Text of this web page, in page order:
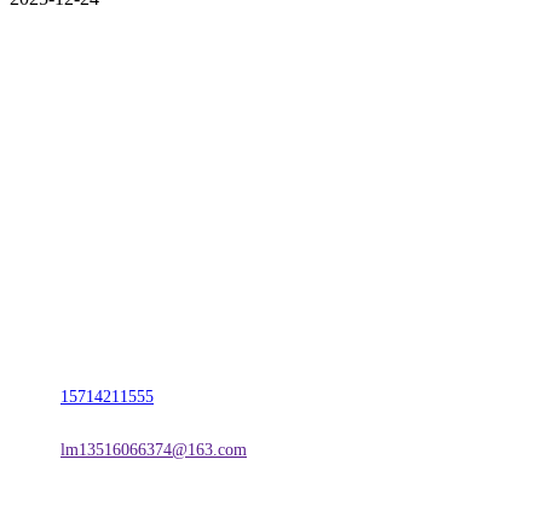
15714211555
lm13516066374@163.com